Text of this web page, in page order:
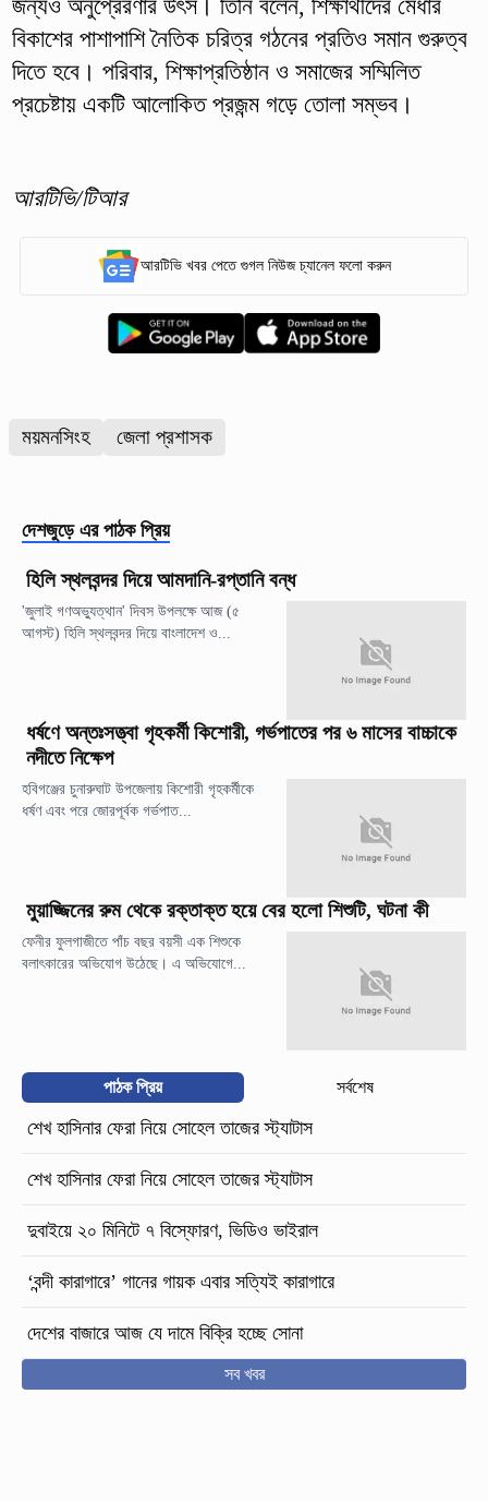
জন্যও অনুপ্রেরণার উৎস। তিনি বলেন, শিক্ষার্থীদের মেধার
বিকাশের পাশাপাশি নৈতিক চরিত্র গঠনের প্রতিও সমান গুরুত্ব
দিতে হবে। পরিবার, শিক্ষাপ্রতিষ্ঠান ও সমাজের সম্মিলিত
প্রচেষ্টায় একটি আলোকিত প্রজন্ম গড়ে তোলা সম্ভব।
আরটিভি/টিআর
আরটিভি খবর পেতে গুগল নিউজ চ্যানেল ফলো করুন
ময়মনসিংহ জেলা প্রশাসক
দেশজুড়ে এর পাঠক প্রিয়
হিলি স্থলবন্দর দিয়ে আমদানি-রপ্তানি বন্ধ
'জুলাই গণঅভ্যুত্থান' দিবস উপলক্ষে আজ (৫
আগস্ট) হিলি স্থলবন্দর দিয়ে বাংলাদেশ ও...
ধর্ষণে অন্তঃসত্ত্বা গৃহকর্মী কিশোরী, গর্ভপাতের পর ৬ মাসের বাচ্চাকে
নদীতে নিক্ষেপ
হবিগঞ্জের চুনারুঘাট উপজেলায় কিশোরী গৃহকর্মীকে
ধর্ষণ এবং পরে জোরপূর্বক গর্ভপাত...
মুয়াজ্জিনের রুম থেকে রক্তাক্ত হয়ে বের হলো শিশুটি, ঘটনা কী
ফেনীর ফুলগাজীতে পাঁচ বছর বয়সী এক শিশুকে
বলাৎকারের অভিযোগ উঠেছে। এ অভিযোগে...
পাঠক প্রিয় সর্বশেষ
শেখ হাসিনার ফেরা নিয়ে সোহেল তাজের স্ট্যাটাস
শেখ হাসিনার ফেরা নিয়ে সোহেল তাজের স্ট্যাটাস
দুবাইয়ে ২০ মিনিটে ৭ বিস্ফোরণ, ভিডিও ভাইরাল
‘বন্দী কারাগারে’ গানের গায়ক এবার সত্যিই কারাগারে
দেশের বাজারে আজ যে দামে বিক্রি হচ্ছে সোনা
সব খবর